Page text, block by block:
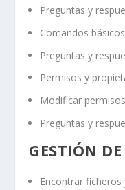
Preguntas y
Comandos
Preguntas y
Permisos y
Modificar
Preguntas y
GESTIÓN
Encontrar